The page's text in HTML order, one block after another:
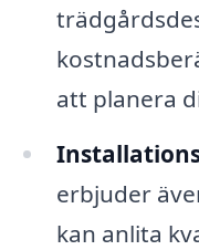
att planera
erbjuder
kan anlita